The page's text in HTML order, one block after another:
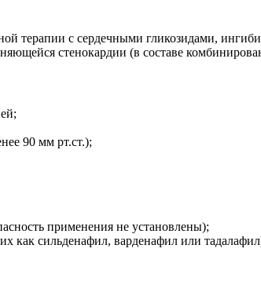
терапии с сердечными гликозидами,
стенокардии (в составе
90 мм рт.ст.);
применения не установлены);
сильденафил, варденафил или